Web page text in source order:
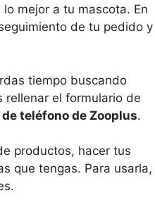
mejor a tu mascota. En
de tu pedido y
tiempo buscando
rellenar el formulario de
teléfono de Zooplus.
productos, hacer tus
que tengas. Para usarla,